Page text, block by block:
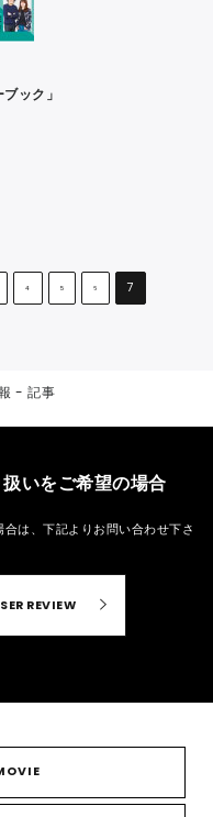
ック」
4 5 6 7
- 記事
いをご希望の場合
は、 下記よりお問い合わせ下さ
REVIEW